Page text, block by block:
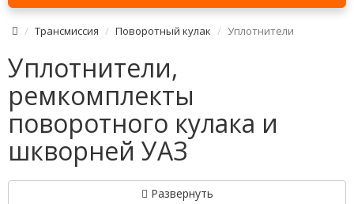
Трансмиссия Поворотный кулак Уплотнители
Уплотнители,
ремкомплекты
поворотного кулака и
шкворней УАЗ
Развернуть